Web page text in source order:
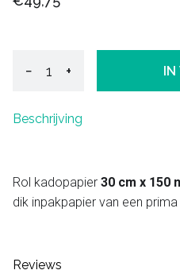
− + IN
Beschrijving
Rol kadopapier 30 cm x 150
dik inpakpapier van een
Reviews